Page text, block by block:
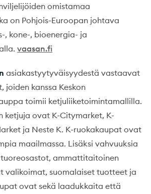
omistamaa
on Pohjois-Euroopan johtava
, kone-, bioenergia- ja
vaasan.fi
asiakastyytyväisyydestä vastaavat
joiden kanssa Keskon
toimii ketjuliiketoimintamallilla.
ketjuja ovat K-Citymarket, K-
ja Neste K. K-ruokakaupat ovat
maailmassa. Lisäksi vahvuuksia
ammattitaitoinen
valikoimat, suomalaiset tuotteet ja
ovat sekä laadukkaita että